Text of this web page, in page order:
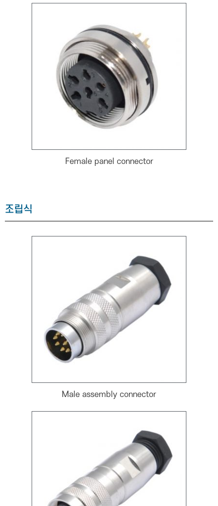
Female panel connector
조립식
Male assembly connector